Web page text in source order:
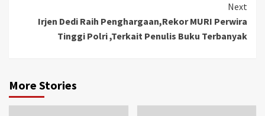
Next
Irjen Dedi Raih Penghargaan,Rekor MURI Perwira
Tinggi Polri ,Terkait Penulis Buku Terbanyak
More Stories